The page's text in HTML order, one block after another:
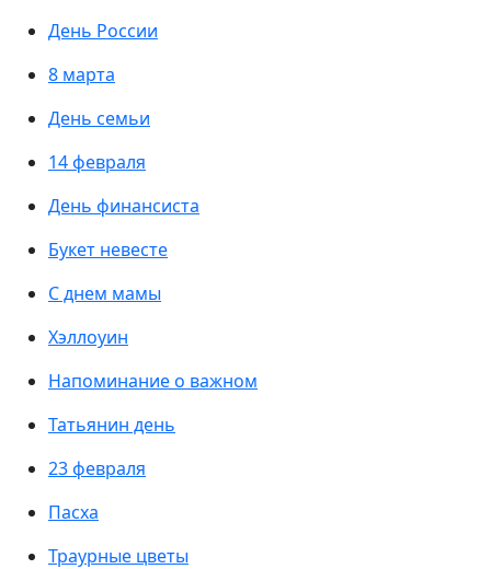
День России
8 марта
День семьи
14 февраля
День финансиста
Букет невесте
С днем мамы
Хэллоуин
Напоминание о важном
Татьянин день
23 февраля
Пасха
Траурные цветы